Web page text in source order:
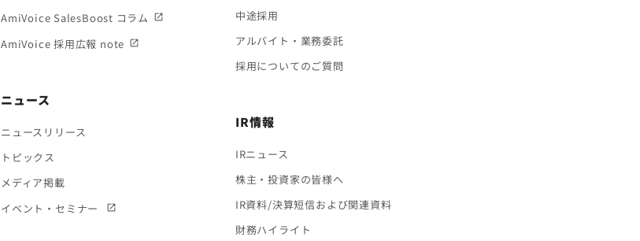
AmiVoice SalesBoost コラム
AmiVoice 採用広報 note
ニュース
ニュースリリース
トピックス
メディア掲載
イベント・セミナー
中途採用
アルバイト・業務委託
採用についてのご質問
IR情報
IRニュース
株主・投資家の皆様へ
IR資料/決算短信および関連資料
財務ハイライト